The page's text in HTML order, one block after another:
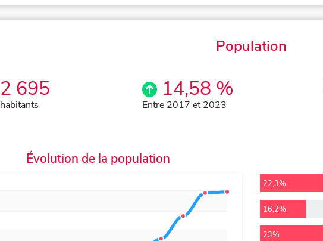
Population
2 695
habitants
14,58 %
Entre 2017 et 2023
Évolution de la population
22,3%
16,2%
23%